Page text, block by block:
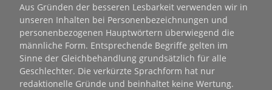
Aus Gründen der besseren Lesbarkeit verwenden wir in
unseren Inhalten bei Personenbezeichnungen und
personenbezogenen Hauptwörtern überwiegend die
männliche Form. Entsprechende Begriffe gelten im
Sinne der Gleichbehandlung grundsätzlich für alle
Geschlechter. Die verkürzte Sprachform hat nur
redaktionelle Gründe und beinhaltet keine Wertung.